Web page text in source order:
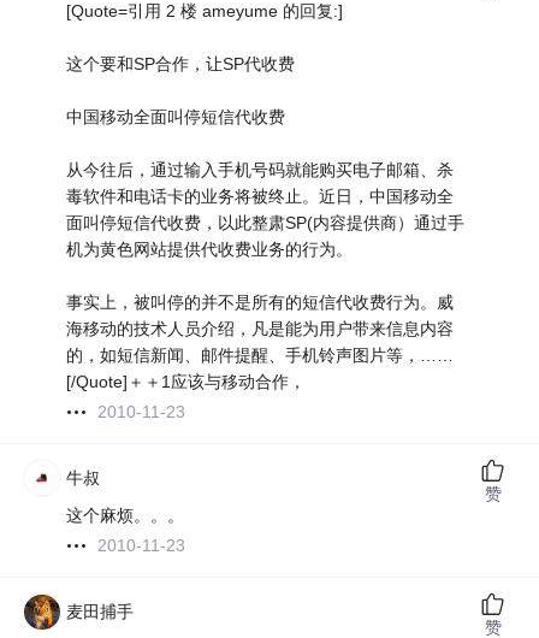
[Quote=引用 2 楼 ameyume 的回复:]
这个要和SP合作，让SP代收费
中国移动全面叫停短信代收费
从今往后，通过输入手机号码就能购买电子邮箱、杀
毒软件和电话卡的业务将被终止。近日，中国移动全
面叫停短信代收费，以此整肃SP(内容提供商）通过手
机为黄色网站提供代收费业务的行为。
事实上，被叫停的并不是所有的短信代收费行为。威
海移动的技术人员介绍，凡是能为用户带来信息内容
的，如短信新闻、邮件提醒、手机铃声图片等，……
[/Quote]＋＋1应该与移动合作，
2010-11-23
牛叔
这个麻烦。。。
2010-11-23
赞
麦田捕手
赞